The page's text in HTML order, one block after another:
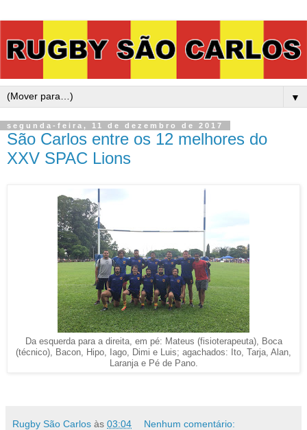
▼
segunda-feira, 11 de dezembro de 2017
São Carlos entre os 12 melhores do
XXV SPAC Lions
Da esquerda para a direita, em pé: Mateus (fisioterapeuta), Boca
(técnico), Bacon, Hipo, Iago, Dimi e Luis; agachados: Ito, Tarja, Alan,
Laranja e Pé de Pano.
Rugby São Carlos às 03:04 Nenhum comentário: